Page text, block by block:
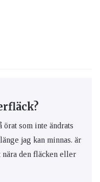
som inte ändrats
jag kan minnas. är
nära den fläcken eller